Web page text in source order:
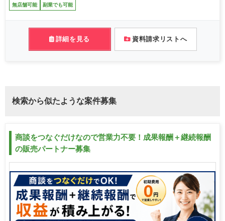
無店舗可能 副業でも可能
詳細を見る 資料請求リストへ
検索から似たような案件募集
商談をつなぐだけなので営業力不要！成果報酬＋継続報酬
の販売パートナー募集